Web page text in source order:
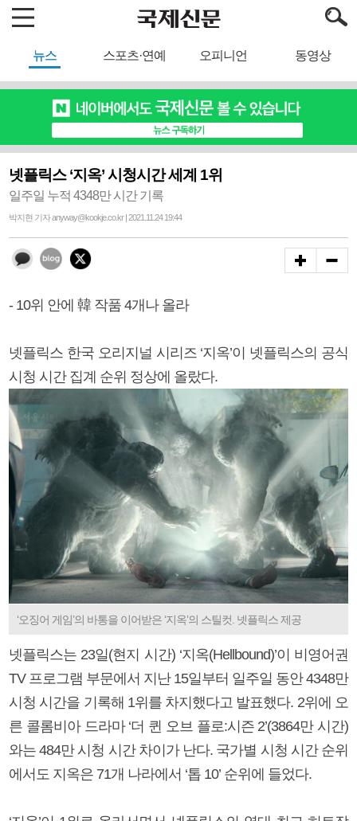
뉴스 스포츠·연예 오피니언 동영상
넷플릭스 ‘지옥’ 시청시간 세계 1위
일주일 누적 4348만 시간 기록
박지현 기자 anyway@kookje.co.kr | 2021.11.24 19:44
- 10위 안에 韓 작품 4개나 올라
넷플릭스 한국 오리지널 시리즈 ‘지옥’이 넷플릭스의 공식
시청 시간 집계 순위 정상에 올랐다.
‘오징어 게임’의 바통을 이어받은 ‘지옥’의 스틸컷. 넷플릭스 제공
넷플릭스는 23일(현지 시간) ‘지옥(Hellbound)’이 비영어권
TV 프로그램 부문에서 지난 15일부터 일주일 동안 4348만
시청 시간을 기록해 1위를 차지했다고 발표했다. 2위에 오
른 콜롬비아 드라마 ‘더 퀸 오브 플로:시즌 2’(3864만 시간)
와는 484만 시청 시간 차이가 난다. 국가별 시청 시간 순위
에서도 지옥은 71개 나라에서 ‘톱 10’ 순위에 들었다.